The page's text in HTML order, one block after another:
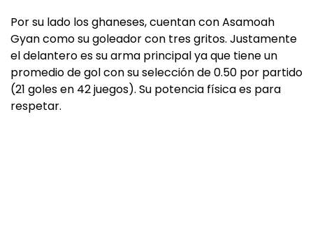
Por su lado los ghaneses, cuentan con Asamoah
Gyan como su goleador con tres gritos. Justamente
el delantero es su arma principal ya que tiene un
promedio de gol con su selección de 0.50 por partido
(21 goles en 42 juegos). Su potencia física es para
respetar.